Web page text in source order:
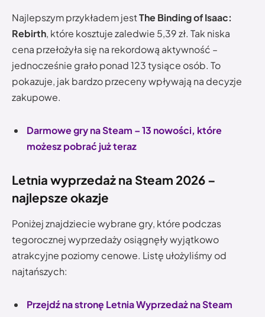
Najlepszym przykładem jestThe Binding of Isaac:
Rebirth, które kosztuje zaledwie 5,39 zł. Tak niska
cena przełożyła się na rekordową aktywność –
jednocześnie grało ponad 123 tysiące osób. To
pokazuje, jak bardzo przeceny wpływają na decyzje
zakupowe.
Darmowe gry na Steam – 13 nowości, które
możesz pobrać już teraz
Letnia wyprzedaż na Steam 2026 –
najlepsze okazje
Poniżej znajdziecie wybrane gry, które podczas
tegorocznej wyprzedaży osiągnęły wyjątkowo
atrakcyjne poziomy cenowe. Listę ułożyliśmy od
najtańszych:
Przejdź na stronę Letnia Wyprzedaż na Steam